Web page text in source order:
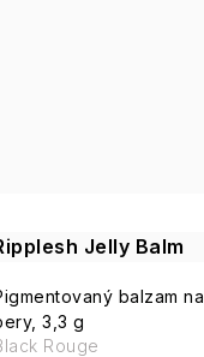
Jelly Balm
balzam na
3,3 g
Rouge